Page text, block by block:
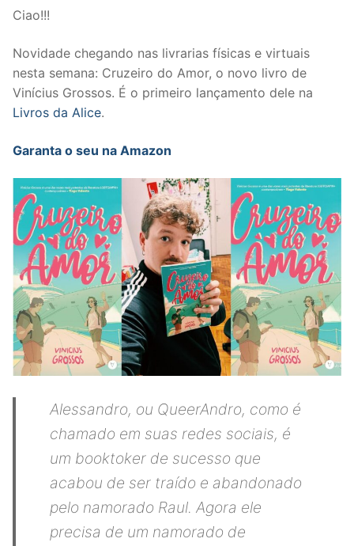
Ciao!!!
Novidade chegando nas livrarias físicas e virtuais
nesta semana: Cruzeiro do Amor, o novo livro de
Vinícius Grossos. É o primeiro lançamento dele na
Livros da Alice.
Garanta o seu na Amazon
Alessandro, ou QueerAndro, como é
chamado em suas redes sociais, é
um booktoker de sucesso que
acabou de ser traído e abandonado
pelo namorado Raul. Agora ele
precisa de um namorado de